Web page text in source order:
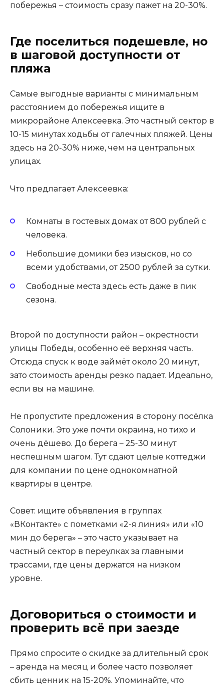
побережья – стоимость сразу пажет на 20-30%.
Где поселиться подешевле, но
в шаговой доступности от
пляжа
Самые выгодные варианты с минимальным
расстоянием до побережья ищите в
микрорайоне Алексеевка. Это частный сектор в
10-15 минутах ходьбы от галечных пляжей. Цены
здесь на 20-30% ниже, чем на центральных
улицах.
Что предлагает Алексеевка:
Комнаты в гостевых домах от 800 рублей с
человека.
Небольшие домики без изысков, но со
всеми удобствами, от 2500 рублей за сутки.
Свободные места здесь есть даже в пик
сезона.
Второй по доступности район – окрестности
улицы Победы, особенно её верхняя часть.
Отсюда спуск к воде займёт около 20 минут,
зато стоимость аренды резко падает. Идеально,
если вы на машине.
Не пропустите предложения в сторону посёлка
Солоники. Это уже почти окраина, но тихо и
очень дёшево. До берега – 25-30 минут
неспешным шагом. Тут сдают целые коттеджи
для компании по цене однокомнатной
квартиры в центре.
Совет: ищите объявления в группах
«ВКонтакте» с пометками «2-я линия» или «10
мин до берега» – это часто указывает на
частный сектор в переулках за главными
трассами, где цены держатся на низком
уровне.
Договориться о стоимости и
проверить всё при заезде
Прямо спросите о скидке за длительный срок
– аренда на месяц и более часто позволяет
сбить ценник на 15-20%. Упоминайте, что